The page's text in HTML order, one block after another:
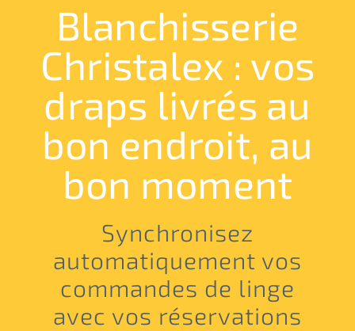
Blanchisserie
Christalex : vos
draps livrés au
bon endroit, au
bon moment
Synchronisez
automatiquement vos
commandes de linge
avec vos réservations